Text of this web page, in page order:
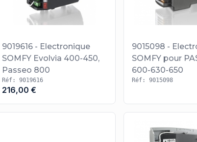
9019616 - Electronique
SOMFY Evolvia 400-450,
Passeo 800
Réf: 9019616
216,00 €
9015098 -
SOMFY pour
600-630-650
Réf: 9015098